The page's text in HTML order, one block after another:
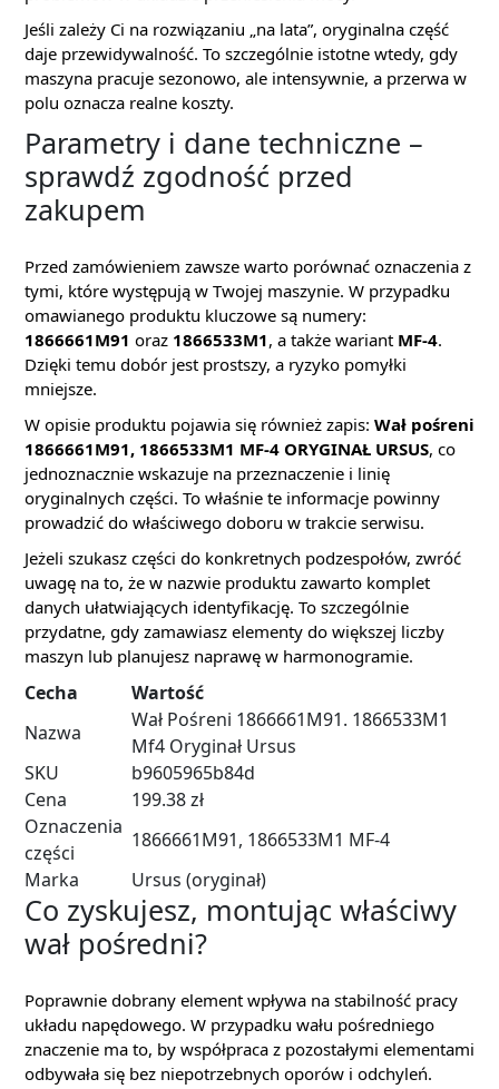
Jeśli zależy Ci na rozwiązaniu „na lata”, oryginalna część
daje przewidywalność. To szczególnie istotne wtedy, gdy
maszyna pracuje sezonowo, ale intensywnie, a przerwa w
polu oznacza realne koszty.
Parametry i dane techniczne –
sprawdź zgodność przed
zakupem
Przed zamówieniem zawsze warto porównać oznaczenia z
tymi, które występują w Twojej maszynie. W przypadku
omawianego produktu kluczowe są numery:
1866661M91 oraz 1866533M1, a także wariant MF-4.
Dzięki temu dobór jest prostszy, a ryzyko pomyłki
mniejsze.
W opisie produktu pojawia się również zapis: Wał pośreni
1866661M91, 1866533M1 MF-4 ORYGINAŁ URSUS, co
jednoznacznie wskazuje na przeznaczenie i linię
oryginalnych części. To właśnie te informacje powinny
prowadzić do właściwego doboru w trakcie serwisu.
Jeżeli szukasz części do konkretnych podzespołów, zwróć
uwagę na to, że w nazwie produktu zawarto komplet
danych ułatwiających identyfikację. To szczególnie
przydatne, gdy zamawiasz elementy do większej liczby
maszyn lub planujesz naprawę w harmonogramie.
Cecha
Wartość
Nazwa
Wał Pośreni 1866661M91. 1866533M1
Mf4 Oryginał Ursus
SKU
b9605965b84d
Cena
199.38 zł
Oznaczenia
części
1866661M91, 1866533M1 MF-4
Marka
Ursus (oryginał)
Co zyskujesz, montując właściwy
wał pośredni?
Poprawnie dobrany element wpływa na stabilność pracy
układu napędowego. W przypadku wału pośredniego
znaczenie ma to, by współpraca z pozostałymi elementami
odbywała się bez niepotrzebnych oporów i odchyleń.